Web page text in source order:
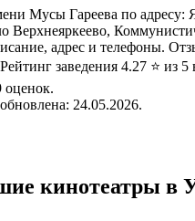
Мусы Гареева по адресу:
Верхнеяркеево,
адрес и телефоны.
заведения 4.27 ⭐ из
оценок.
24.05.2026.
кинотеатры в